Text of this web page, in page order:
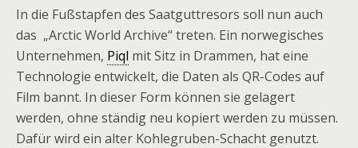
In die Fußstapfen des Saatguttresors soll nun auch
das „Arctic World Archive“ treten. Ein norwegisches
Unternehmen, Piql mit Sitz in Drammen, hat eine
Technologie entwickelt, die Daten als QR-Codes auf
Film bannt. In dieser Form können sie gelagert
werden, ohne ständig neu kopiert werden zu müssen.
Dafür wird ein alter Kohlegruben-Schacht genutzt.